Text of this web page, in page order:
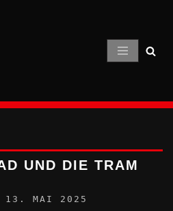
UND DIE TRAM
13. MAI 2025